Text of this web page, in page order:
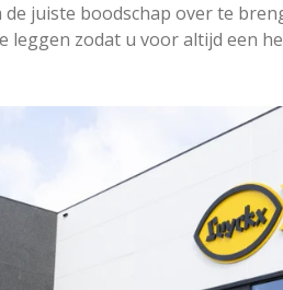
juiste boodschap over te
leggen zodat u voor altijd een